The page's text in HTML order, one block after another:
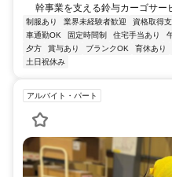
幹事業を支える鈴与カーゴサー
制服あり 業界未経験者歓迎 資格取得
車通勤OK
固定時間制 住宅手当あり
夕方
賞与あり ブランクOK 育休あり
土日祝休み
アルバイト・パート